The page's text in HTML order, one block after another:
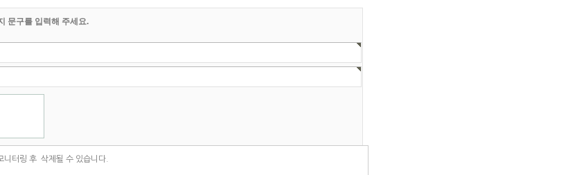
문구를 입력해 주세요.